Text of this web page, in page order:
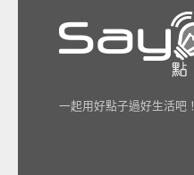
一起用好點子過好生活吧！